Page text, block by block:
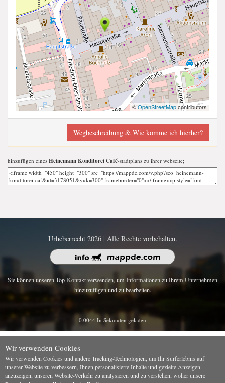
©OpenStreetMapcontributors
Wegbeschreibung & Wie komme ich hierher?
hinzufügen eines Heinemann Konditorei Café-stadtplans zu ihrer webseite;
Urheberrecht 2026 | Alle Rechte vorbehalten.
Sie können unseren Top-Kontakt verwenden, um Informationen zu Ihrem Unternehmen
hinzuzufügen und zu bearbeiten.
0.0044 In Sekunden geladen
Wir verwenden Cookies
Wir verwenden Cookies und andere Tracking-Technologien, um Ihr Surferlebnis auf
unserer Website zu verbessern, Ihnen personalisierte Inhalte und gezielte Anzeigen
anzuzeigen, unseren Website-Verkehr zu analysieren und zu verstehen, woher unsere